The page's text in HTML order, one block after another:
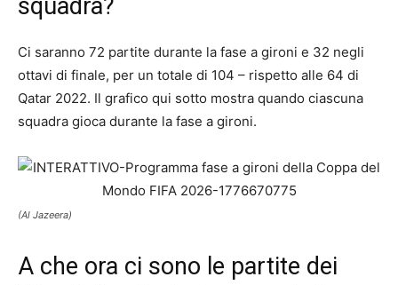
squadra?
Ci saranno 72 partite durante la fase a gironi e 32 negli
ottavi di finale, per un totale di 104 – rispetto alle 64 di
Qatar 2022. Il grafico qui sotto mostra quando ciascuna
squadra gioca durante la fase a gironi.
(Al Jazeera)
A che ora ci sono le partite dei